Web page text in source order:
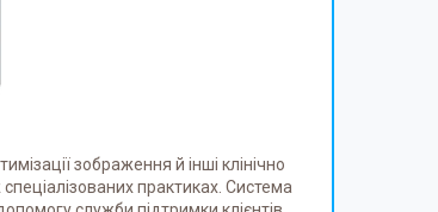
зображення й інші клінічно
практиках. Система